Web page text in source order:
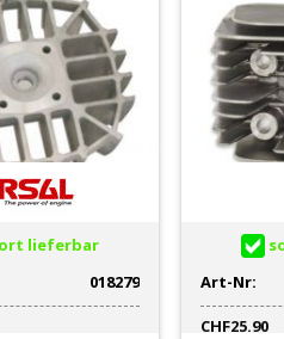
lieferbar
018279
Art-Nr:
CHF25.90